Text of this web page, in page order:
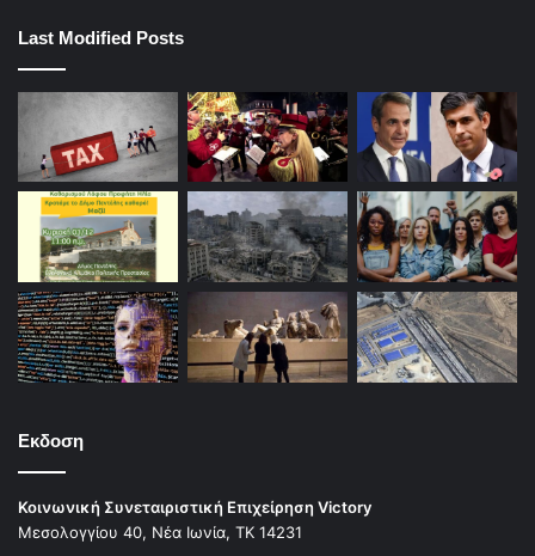
Last Modified Posts
Εκδοση
Κοινωνική Συνεταιριστική Επιχείρηση Victory
Μεσολογγίου 40, Νέα Ιωνία, ΤΚ 14231